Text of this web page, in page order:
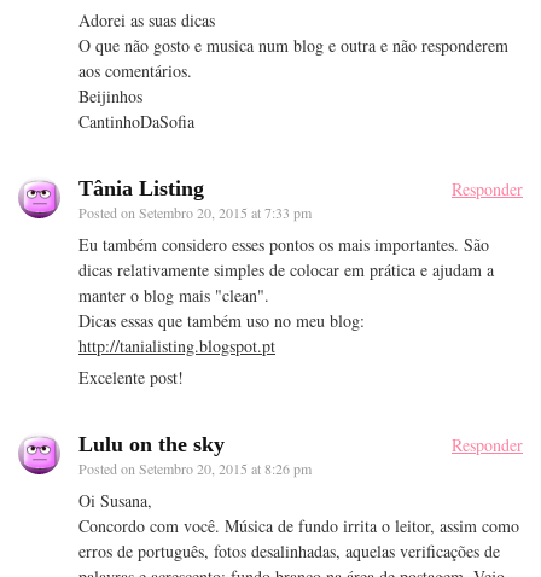
Adorei as suas dicas
O que não gosto e musica num blog e outra e não responderem
aos comentários.
Beijinhos
CantinhoDaSofia
Tânia Listing
Posted onSetembro 20, 2015 at 7:33 pm
Responder
Eu também considero esses pontos os mais importantes. São
dicas relativamente simples de colocar em prática e ajudam a
manter o blog mais "clean".
Dicas essas que também uso no meu blog:
http://tanialisting.blogspot.pt
Excelente post!
Lulu on the sky
Posted onSetembro 20, 2015 at 8:26 pm
Responder
Oi Susana,
Concordo com você. Música de fundo irrita o leitor, assim como
erros de português, fotos desalinhadas, aquelas verificações de